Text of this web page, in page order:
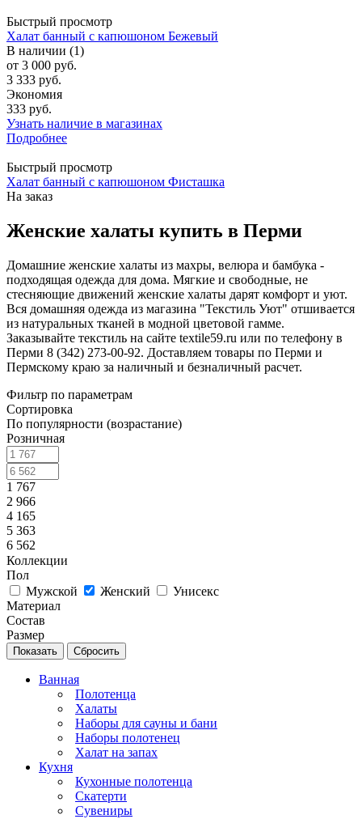
Быстрый просмотр
Халат банный с капюшоном Бежевый
В наличии (1)
от 3 000 руб.
3 333 руб.
Экономия
333 руб.
Узнать наличие в магазинах
Подробнее
Быстрый просмотр
Халат банный с капюшоном Фисташка
На заказ
Женские халаты купить в Перми
Домашние женские халаты из махры, велюра и бамбука -
подходящая одежда для дома. Мягкие и свободные, не
стесняющие движений женские халаты дарят комфорт и уют.
Вся домашняя одежда из магазина "Текстиль Уют" отшивается
из натуральных тканей в модной цветовой гамме.
Заказывайте текстиль на сайте textile59.ru или по телефону в
Перми 8 (342) 273-00-92. Доставляем товары по Перми и
Пермскому краю за наличный и безналичный расчет.
Фильтр по параметрам
Сортировка
По популярности (возрастание)
Розничная
1 767
2 966
4 165
5 363
6 562
Коллекции
Пол
Мужской
Женский
Унисекс
Материал
Состав
Размер
Сбросить
Ванная
Полотенца
Халаты
Наборы для сауны и бани
Наборы полотенец
Халат на запах
Кухня
Кухонные полотенца
Скатерти
Сувениры